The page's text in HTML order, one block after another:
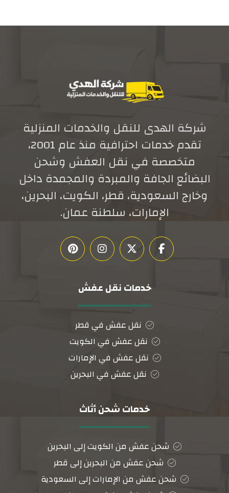
شركة الهدى للنقل والخدمات المنزلية
تقدم خدمات احترافية منذ عام 2001،
متخصصة في نقل العفش وشحن
البضائع الجافة والمبردة والمجمدة داخل
وخارج السعودية، قطر، الكويت، البحرين،
الإمارات، سلطنة عمان.
خدمات نقل عفش
نقل عفش في قطر
نقل عفش في الكويت
نقل عفش في الإمارات
نقل عفش في البحرين
خدمات شحن أثاث
شحن عفش من الكويت إلى البحرين
شحن عفش من البحرين إلى قطر
شحن عفش من الإمارات إلى السعودية